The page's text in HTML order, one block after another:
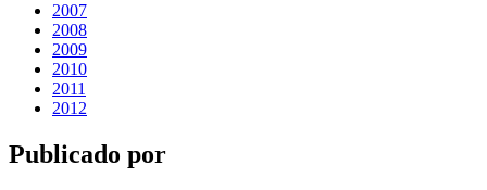
2007
2008
2009
2010
2011
2012
Publicado por